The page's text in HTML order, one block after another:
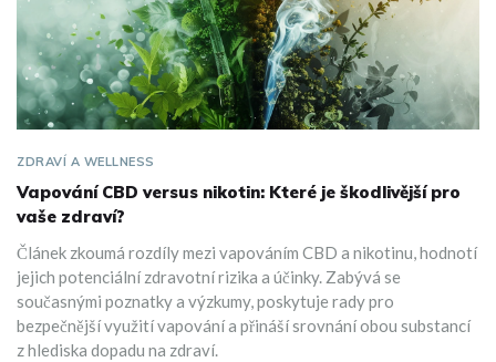
ZDRAVÍ A WELLNESS
Vapování CBD versus nikotin: Které je škodlivější pro
vaše zdraví?
Článek zkoumá rozdíly mezi vapováním CBD a nikotinu, hodnotí
jejich potenciální zdravotní rizika a účinky. Zabývá se
současnými poznatky a výzkumy, poskytuje rady pro
bezpečnější využití vapování a přináší srovnání obou substancí
z hlediska dopadu na zdraví.